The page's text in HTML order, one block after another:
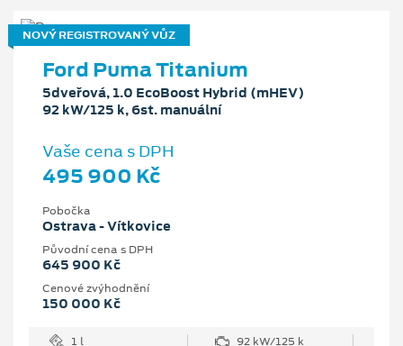
NOVÝ REGISTROVANÝ VŮZ
Ford Puma Titanium
5dveřová, 1.0 EcoBoost Hybrid (mHEV)
92 kW/125 k, 6st. manuální
Vaše cena s DPH
495 900 Kč
Pobočka
Ostrava - Vítkovice
Původní cena s DPH
645 900 Kč
Cenové zvýhodnění
150 000 Kč
1 l
92 kW/125 k